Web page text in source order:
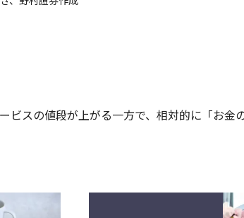
スの値段が上がる一方で、相対的に「お金